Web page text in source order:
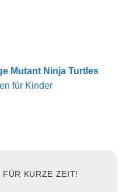
Mutant Ninja Turtles
für Kinder
FÜR KURZE ZEIT!